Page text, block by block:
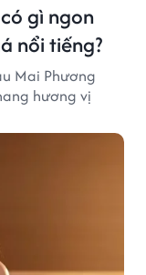
gì ngon
nổi tiếng?
Mai Phương
hương vị